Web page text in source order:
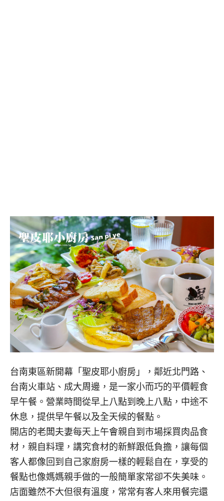
台南東區新開幕「聖皮耶小廚房」，鄰近北門路、
台南火車站、成大周邊，是一家小而巧的平價輕食
早午餐。營業時間從早上八點到晚上八點，中途不
休息，提供早午餐以及全天候的餐點。
開店的老闆夫妻每天上午會親自到市場採買肉品食
材，親自料理，講究食材的新鮮跟低負擔，讓每個
客人都像回到自己家廚房一樣的輕鬆自在，享受的
餐點也像媽媽親手做的一般簡單家常卻不失美味。
店面雖然不大但很有溫度，常常有客人來用餐完還